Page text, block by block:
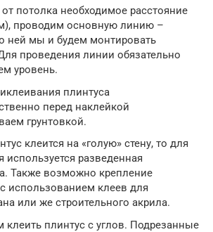
от потолка необходимое расстояние
проводим основную линию –
ней мы и будем монтировать
проведения линии обязательно
уровень.
плинтуса
перед наклейкой
грунтовкой.
клеится на «голую» стену, то для
используется разведенная
Также возможно крепление
использованием клеев для
или же строительного акрила.
клеить плинтус с углов. Подрезанные